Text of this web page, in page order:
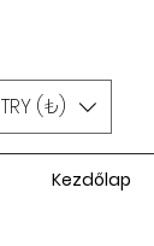
TRY (₺)
Kezdőlap